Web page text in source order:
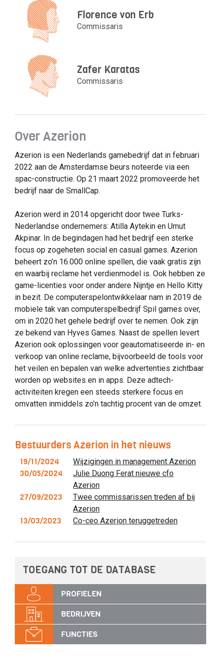
Florence von Erb
Commissaris
Zafer Karatas
Commissaris
Over Azerion
Azerion is een Nederlands gamebedrijf dat in februari
2022 aan de Amsterdamse beurs noteerde via een
spac-constructie. Op 21 maart 2022 promoveerde het
bedrijf naar de SmallCap.
Azerion werd in 2014 opgericht door twee Turks-
Nederlandse ondernemers: Atilla Aytekin en Umut
Akpinar. In de begindagen had het bedrijf een sterke
focus op zogeheten social en casual games. Azerion
beheert zo’n 16.000 online spellen, die vaak gratis zijn
en waarbij reclame het verdienmodel is. Ook hebben ze
game-licenties voor onder andere Nijntje en Hello Kitty
in bezit. De computerspelontwikkelaar nam in 2019 de
mobiele tak van computerspelbedrijf Spil games over,
om in 2020 het gehele bedrijf over te nemen. Ook zijn
ze bekend van Hyves Games. Naast de spellen levert
Azerion ook oplossingen voor geautomatiseerde in- en
verkoop van online reclame, bijvoorbeeld de tools voor
het veilen en bepalen van welke advertenties zichtbaar
worden op websites en in apps. Deze adtech-
activiteiten kregen een steeds sterkere focus en
omvatten inmiddels zo’n tachtig procent van de omzet.
Bestuurders Azerion in het nieuws
19/11/2024 Wijzigingen in management Azerion
30/05/2024
Julie Duong Ferat nieuwe cfo
Azerion
27/09/2023
Twee commissarissen treden af bij
Azerion
13/03/2023 Co-ceo Azerion teruggetreden
TOEGANG TOT DE DATABASE
PROFIELEN
BEDRIJVEN
FUNCTIES